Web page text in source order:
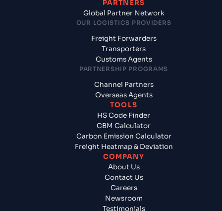
PARTNERS
Global Partner Network
OUR LOGISTICS PROVIDERS
Freight Forwarders
Transporters
Customs Agents
PARTNERSHIP PROGRAMS
Channel Partners
Overseas Agents
TOOLS
HS Code Finder
CBM Calculator
Carbon Emission Calculator
Freight Heatmap & Deviation
COMPANY
About Us
Contact Us
Careers
Newsroom
Testimonials